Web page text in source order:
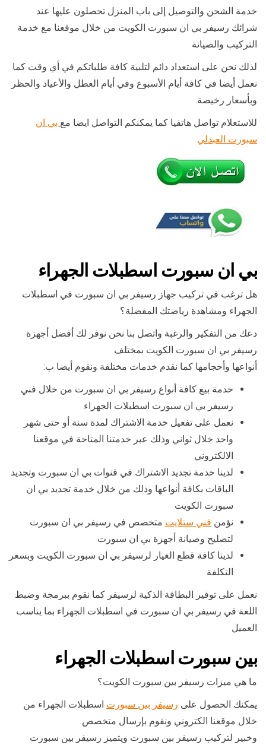
خدمة الشحن والتوصيل إلى باب المنزل تحصلون عليها عند
شرائك رسيفر بي ان سبورت الكويت من خلال موقعنا مع خدمة
التركيب والصيانة
لذلك نحن على استعداد دائم لتلبية كافة طلباتكم في أي وقت كما
نعمل أيضا في كافة أيام الأسبوع وفي أيام العطل والأعياد والحظر
وبأسعار رخيصة.
للاستعلام تواصل هاتفيا كما يمكنكم التواصل ايضا مع بي ان
سبورت العبدلي
بي ان سبورت اسطبلات الجهراء
هل ترغب في تركيب جهاز رسيفر بي ان سبورت في اسطبلات
الجهراء ومشاهدة رياضتك المفضلة؟
دعك من التفكير والرغبة واتصل بنا نحن نوفر لك أفضل أجهزة
رسيفر بي ان سبورت الكويت بمختلف
أنواعها وأحجامها كما نقدم خدمات مختلفة ونقوم أيضا ب:
خدمة بيع كافة أنواع رسيفر بي ان سبورت من خلال فني
رسيفر بي ان سبورت اسطبلات الجهراء
نعمل على تفعيل خدمة الاشتراك لمدة سنة أو حتى شهر
واحد خلال ثواني وذلك عبر خدمتنا المتاحة في موقعنا
الالكتروني
لدينا خدمة تجديد الاشتراك في قنوات بي ان سبورت وتجديد
الباقات بكافة أنواعها وذلك من خلال خدمة تجديد بي ان
سبورت الكويت
نؤمن فني ستلايت متخصص في رسيفر بي ان سبورت
لتصليح وصيانة أجهزة بي ان سبورت
لدينا كافة قطع الغيار لرسيفر بي ان سبورت الكويت وبسعر
التكلفة
نعمل على توفير البطاقة الذكية لرسيفر كما نقوم ببرمجة وضبط
اللغة في رسيفر بي ان سبورت في اسطبلات الجهراء بما يناسب
العميل
بين سبورت اسطبلات الجهراء
ما هي ميزات رسيفر بين سبورت الكويت؟
يمكنك الحصول على رسيفر بين سبورت اسطبلات الجهراء من
خلال موقعنا الكتروني ونقوم بإرسال متخصص
وخبير لتركيب رسيفر بين سبورت ويتميز رسيفر بين سبورت